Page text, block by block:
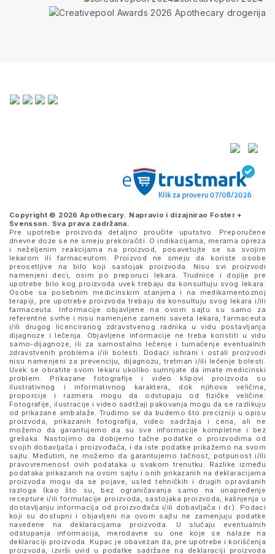
Copyright © 2026 Apothecary. Napravio i dizajnirao Foster +
Svensson. Sva prava zadržana.
Pre upotrebe proizvoda detaljno proučite uputstvo. Preporučene
dnevne doze se ne smeju prekoračiti. O indikacijama, merama opreza
i neželjenim reakcijama na proizvod, posavetujte se sa svojim
lekarom ili farmaceutom. Proizvod ne smeju da koriste osobe
preosetljive na bilo koji sastojak proizvoda. Nisu svi proizvodi
namenjeni deci, osim po preporuci lekara. Trudnice i dojilje pre
upotrebe bilo kog proizvoda uvek trebaju da konsultuju svog lekara.
Osobe sa posebnim medicinskim stanjima i na medikamentoznoj
terapiji, pre upotrebe proizvoda trebaju da konsultuju svog lekara i/ili
farmaceuta. Informacije objavljene na ovom sajtu su samo za
referentne svrhe i nisu namenjene zameni saveta lekara, farmaceuta
i/ili drugog licenciranog zdravstvenog radnika u vidu postavljanja
dijagnoze i lečenja. Objavljene informacije ne treba koristiti u vidu
samo-dijagnoze, ili za samostalno lečenje i tumačenje eventualnih
zdravstvenih problema i/ili bolesti. Dodaci ishrani i ostali proizvodi
nisu namenjeni za prevenciju, dijagnozu, tretman i/ili lečenje bolesti.
Uvek se obratite svom lekaru ukoliko sumnjate da imate medicinski
problem. Prikazane fotografije i video klipovi proizvoda su
ilustrativnog i informativnog karaktera, dok njihova veličina,
proporcije i razmera mogu da odstupaju od fizičke veličine.
Fotografije, ilustracije i video sadržaji pakovanja mogu da se razlikuju
od prikazane ambalaže. Trudimo se da budemo što precizniji u opisu
proizvoda, prikazanih fotografija, video sadržaja i cena, ali ne
možemo da garantujemo da su sve informacije kompletne i bez
grešaka. Nastojimo da dobijemo tačne podatke o proizvodima od
svojih dobavljača i proizvođača, i da iste podatke prikažemo na svom
sajtu. Međutim, ne možemo da garantujemo tačnost, potpunost i/ili
pravovremenost ovih podataka u svakom trenutku. Razlike između
podataka prikazanih na ovom sajtu i onih prikazanih na deklaracijama
proizvoda mogu da se pojave, usled tehničkih i drugih opravdanih
razloga (kao što su, bez ograničavanja samo na unapređenje
recepture i/ili formulacije proizvoda, sastojaka proizvoda, kašnjenja u
dostavljanju informacija od proizvođača i/ili dobavljača i dr.). Podaci
koji su dostupni i objavljeni na ovom sajtu ne zamenjuju podatke
navedene na deklaracijama proizvoda. U slučaju eventualnih
odstupanja informacija, merodavne su one koje se nalaze na
deklaraciji proizvoda. Kupac je obavezan da, pre upotrebe i korišćenja
proizvoda, izvrši uvid u podatke sadržane na deklaraciji proizvoda